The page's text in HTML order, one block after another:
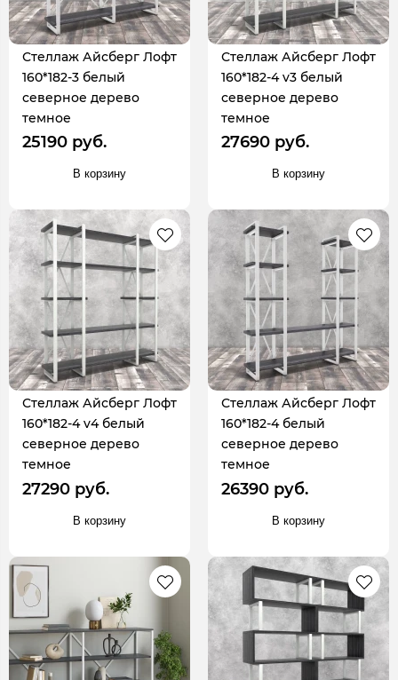
Стеллаж Айсберг Лофт
160*182-3 белый
северное дерево
темное
25190 руб.
В корзину
Стеллаж Айсберг Лофт
160*182-4 v3 белый
северное дерево
темное
27690 руб.
В корзину
Стеллаж Айсберг Лофт
160*182-4 v4 белый
северное дерево
темное
27290 руб.
В корзину
Стеллаж Айсберг Лофт
160*182-4 белый
северное дерево
темное
26390 руб.
В корзину